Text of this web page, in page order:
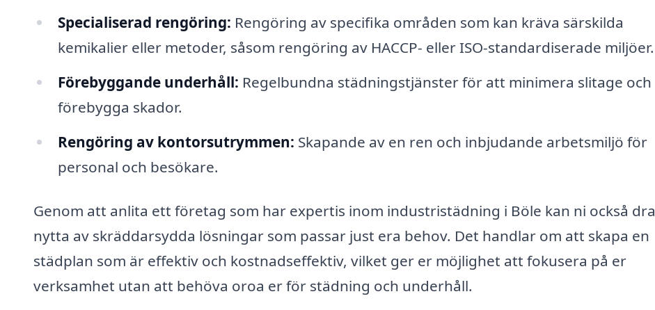
Specialiserad rengöring: Rengöring av specifika områden som kan kräva särskilda
kemikalier eller metoder, såsom rengöring av HACCP- eller ISO-standardiserade miljöer.
Förebyggande underhåll: Regelbundna städningstjänster för att minimera slitage och
förebygga skador.
Rengöring av kontorsutrymmen: Skapande av en ren och inbjudande arbetsmiljö för
personal och besökare.
Genom att anlita ett företag som har expertis inom industristädning i Böle kan ni också dra
nytta av skräddarsydda lösningar som passar just era behov. Det handlar om att skapa en
städplan som är effektiv och kostnadseffektiv, vilket ger er möjlighet att fokusera på er
verksamhet utan att behöva oroa er för städning och underhåll.